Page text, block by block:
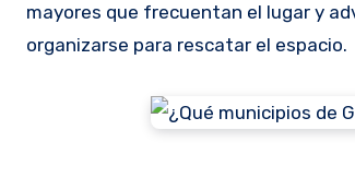
mayores que frecuentan el lugar y
organizarse para rescatar el espacio.